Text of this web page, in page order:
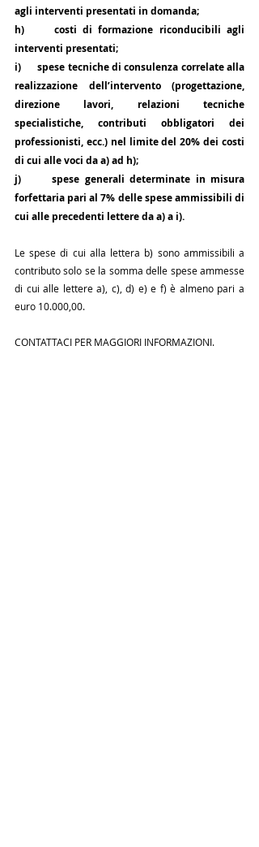
agli interventi presentati in domanda;
h)     costi di formazione riconducibili agli
interventi presentati;
i)      spese tecniche di consulenza correlate alla
realizzazione dell’intervento (progettazione,
direzione lavori, relazioni tecniche
specialistiche, contributi obbligatori dei
professionisti, ecc.) nel limite del 20% dei costi
di cui alle voci da a) ad h);
j)      spese generali determinate in misura
forfettaria pari al 7% delle spese ammissibili di
cui alle precedenti lettere da a) a i).
Le spese di cui alla lettera b) sono ammissibili a
contributo solo se la somma delle spese ammesse
di cui alle lettere a), c), d) e) e f) è almeno pari a
euro 10.000,00.
CONTATTACI PER MAGGIORI INFORMAZIONI.